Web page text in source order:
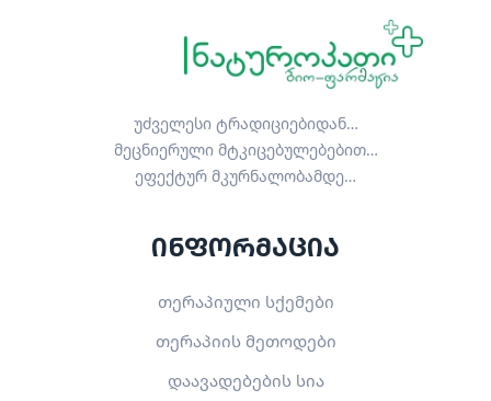
უძველესი ტრადიციებიდან…
მეცნიერული მტკიცებულებებით…
ეფექტურ მკურნალობამდე…
ინფორმაცია
თერაპიული სქემები
თერაპიის მეთოდები
დაავადებების სია